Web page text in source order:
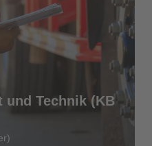
und Technik (KB